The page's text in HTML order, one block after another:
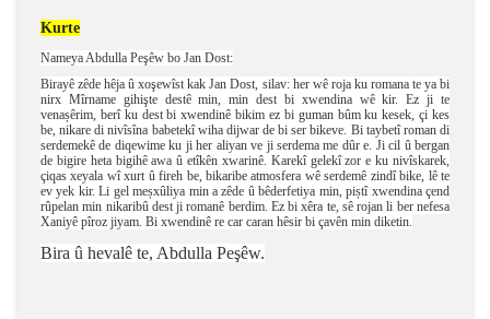
Kurte
Nameya Abdulla Peşêw bo Jan Dost:
Birayê zêde hêja û xoşewîst kak Jan Dost, silav: her wê roja ku romana te ya bi
nirx Mîrname gihişte destê min, min dest bi xwendina wê kir. Ez ji te
venașêrim, berî ku dest bi xwendinê bikim ez bi guman bûm ku kesek, çi kes
be, nikare di nivîsîna babetekî wiha dijwar de bi ser bikeve. Bi taybetî roman di
serdemekê de diqewime ku ji her aliyan ve ji serdema me dûr e. Ji cil û bergan
de bigire heta bigihê awa û etîkên xwarinê. Karekî gelekî zor e ku nivîskarek,
çiqas xeyala wî xurt û fireh be, bikaribe atmosfera wê serdemê zindî bike, lê te
ev yek kir. Li gel meșxûliya min a zêde û bêderfetiya min, piștî xwendina çend
rûpelan min nikaribû dest ji romanê berdim. Ez bi xêra te, sê rojan li ber nefesa
Xaniyê pîroz jiyam. Bi xwendinê re car caran hêsir bi çavên min diketin.
Bira û hevalê te, Abdulla Peşêw.